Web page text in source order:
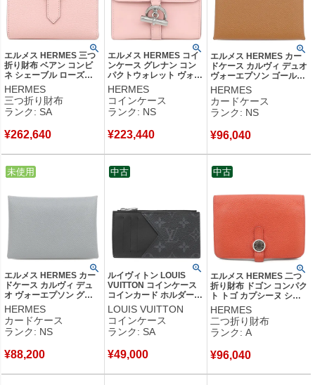
エルメス HERMES 三つ
折り財布 ベアン コンビ
ネ シェーブル ローズサ
クラ シルバー金具 2025
年製 K 【箱】 【中古】
新品同様品
HERMES
三つ折り財布
ランク: SA
¥262,640
エルメス HERMES コイ
ンケース グレナン コン
パクトウォレット ヴォー
スイフト ローズサクラ
シルバー金具 新品 未使
用 2025年製 K 【箱】
【中古】未使用保管品
HERMES
コインケース
ランク: NS
¥223,440
エルメス HERMES カー
ドケース カルヴィ デュオ
ヴォーエプソン ゴールド
シルバー金具 新品 未使用
茶 フラグメントケース
2026年製 G 【箱】 【中
古】未使用保管品
HERMES
カードケース
ランク: NS
¥96,040
エルメス HERMES カー
ドケース カルヴィ デュ
オ ヴォーエプソン グリ
パンタン シルバー金具
新品 未使用 フラグメン
トケース 2026年製 G
【箱】 【中古】未使用保
HERMES
カードケース
ランク: NS
¥88,200
中古
未使用
ルイヴィトン LOUIS
VUITTON コインケース
コインカード ホルダー
タイガ モノグラムエクリ
プス ノワール シルバー
金具 黒 タイガ モノグラ
ム フラグメントケース
新品同様品
LOUIS VUITTON
コインケース
ランク: SA
¥49,000
中古
エルメス HERMES 二つ
折り財布 ドゴン コンパク
ト トゴ カプシーヌ シル
バー金具 コンパクトウォ
レット U 【中古】中古美
品
HERMES
二つ折り財布
ランク: A
¥96,040
中古